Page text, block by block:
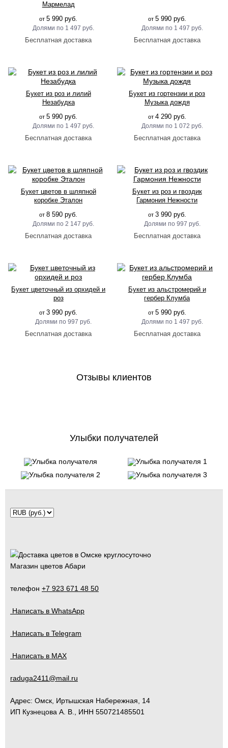
Мармелад
от5 990 руб.
1 497 руб.
от 5 990 руб.
1 497 руб.
Букет из роз и лилий
Незабудка
от5 990 руб.
1 497 руб.
Букет из гортензии и роз
Музыка дождя
от 4 290 руб.
1 072 руб.
Букет цветов в шляпной
коробке Эталон
от8 590 руб.
2 147 руб.
Букет из роз и гвоздик
Гармония Нежности
от 3 990 руб.
997 руб.
Букет цветочный из орхидей и
роз
от3 990 руб.
997 руб.
Букет из альстромерий и
гербер Клумба
от 5 990 руб.
1 497 руб.
Отзывы клиентов
Улыбки получателей
Магазин цветов Абари
телефон +7 923 671 48 50
Написать в WhatsApp
Написать в Telegram
Написать в MAX
raduga2411@mail.ru
Адрес: Омск Иртышская Набережная, 14
ИП Кузнецова А. В., ИНН 550721485501